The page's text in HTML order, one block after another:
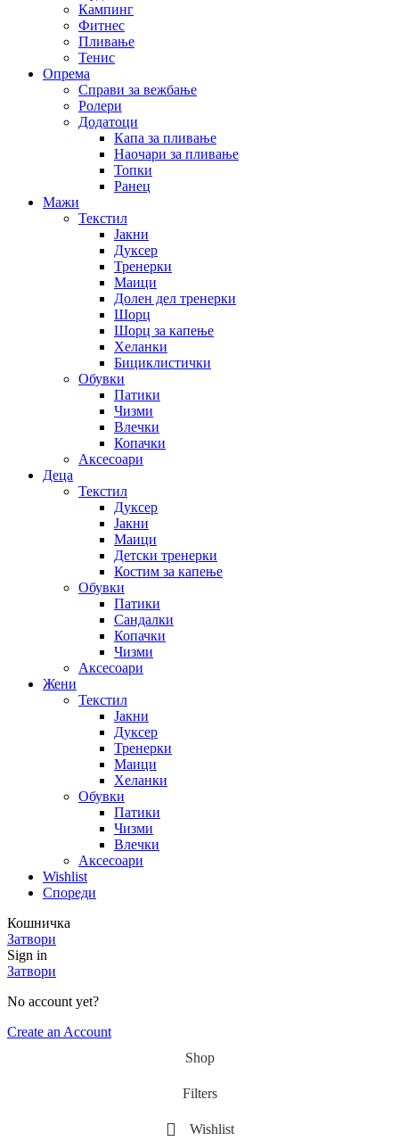
Кампинг
Фитнес
Пливање
Тенис
Опрема
Справи за вежбање
Ролери
Додатоци
Капа за пливање
Наочари за пливање
Топки
Ранец
Мажи
Текстил
Јакни
Дуксер
Тренерки
Маици
Долен дел тренерки
Шорц
Шорц за капење
Хеланки
Бициклистички
Обувки
Патики
Чизми
Влечки
Копачки
Аксесоари
Деца
Текстил
Дуксер
Јакни
Маици
Детски тренерки
Костим за капење
Обувки
Патики
Сандалки
Копачки
Чизми
Аксесоари
Жени
Текстил
Јакни
Дуксер
Тренерки
Маици
Хеланки
Обувки
Патики
Чизми
Влечки
Аксесоари
Wishlist
Спореди
Кошничка
Затвори
Sign in
Затвори
No account yet?
Create an Account
Shop
Filters
Wishlist